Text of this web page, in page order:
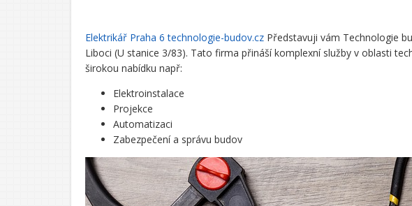
Elektrikář Praha 6 technologie-budov.cz Představuji vám Technologie
Liboci (U stanice 3/83). Tato firma přináší komplexní služby v oblasti
širokou nabídku např:
Elektroinstalace
Projekce
Automatizaci
Zabezpečení a správu budov